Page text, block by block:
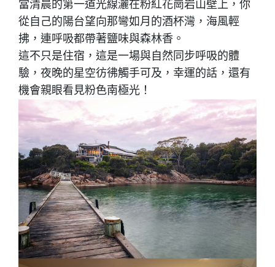
當清晨的第一道光線灑在粉紅花崗岩山壁上，你
從自己的陽台望向那彎如月的酒杯灣，海風輕
拂，連呼吸都帶著鹽味與森林香。
這不只是住宿，這是一場與自然同步呼吸的體
驗，夜晚的星空彷彿觸手可及，幸運的話，還有
機會親眼看見粉色南極光！